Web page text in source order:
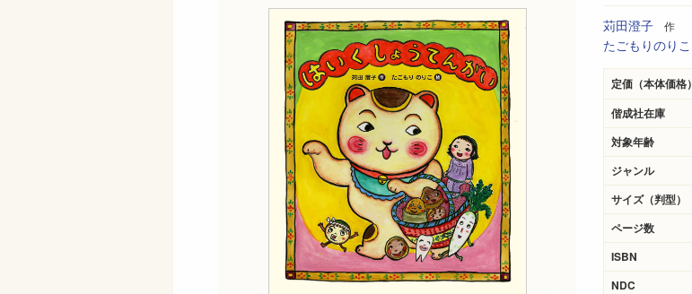
苅田澄子 作
たごもりのりこ
定価（本体価格）
偕成社在庫
対象年齢
ジャンル
サイズ（判型）
ページ数
ISBN
NDC